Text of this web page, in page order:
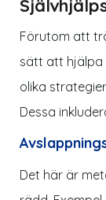
Förutom att
sätt att hjälpa
olika
Dessa
Det här är